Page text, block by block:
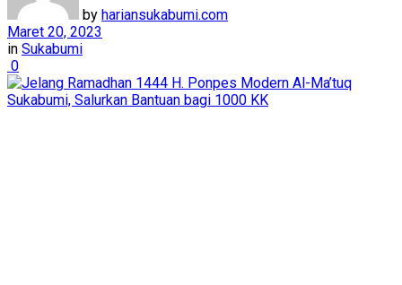
by hariansukabumi.com
Maret 20, 2023
in Sukabumi
0